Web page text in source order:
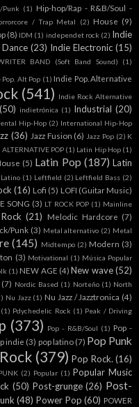
Punk (1) Hip-hop/Rap - R&B/Soul -
/ Trap Metal (2) House (9)
(8) IDM (1) independet rock (2) Indie
Dance (23) Indie Electronic (15)
BAND (Soft Band Sound) (1)
Pop. Alt Pop (1) Indie Pop. Alternative
(541) Indie Rock Alternative
(50) indietrónica (1) Industrial (20)
Hip-Hop (2) International Hip-Hop
(36) Jazz Fusion (6) Jazz Pop (2) K
ALTERNATIVE POP (1) Latin Hip Hop (1)
(5) Latin Pop (187) Latin
Latino (1) Leftfield (2) Leftfield Bass (2)
(16) Lofi (5) LOFI (Guitar Music)
SONG (3) LT ROCK POP (1) Mainline
(21) Melodic Hardcore (7)
Punk (3) Metal alternativo (2) Metal
(145) Midtempo (2) Modern (3)
(3) Motivational (1) Música Popular
(1) NEW AGE (4) New wave (52)
(7) Nordic Based (1) Norteño (1) North
Nu Jazz (1) Nu Jazz / Jazztronica (4)
(1) Pdychedelic Rock (1) Peak / Driving
(373) Pop - R&B/Soul (1) Pop -
indie (3) pop latino (7) Pop Punk
(379) Pop Rock. (16)
(2) Popular (1) Popular Music
(50) Post-grunge (26) Post-
(48) Power Pop (60) POWER